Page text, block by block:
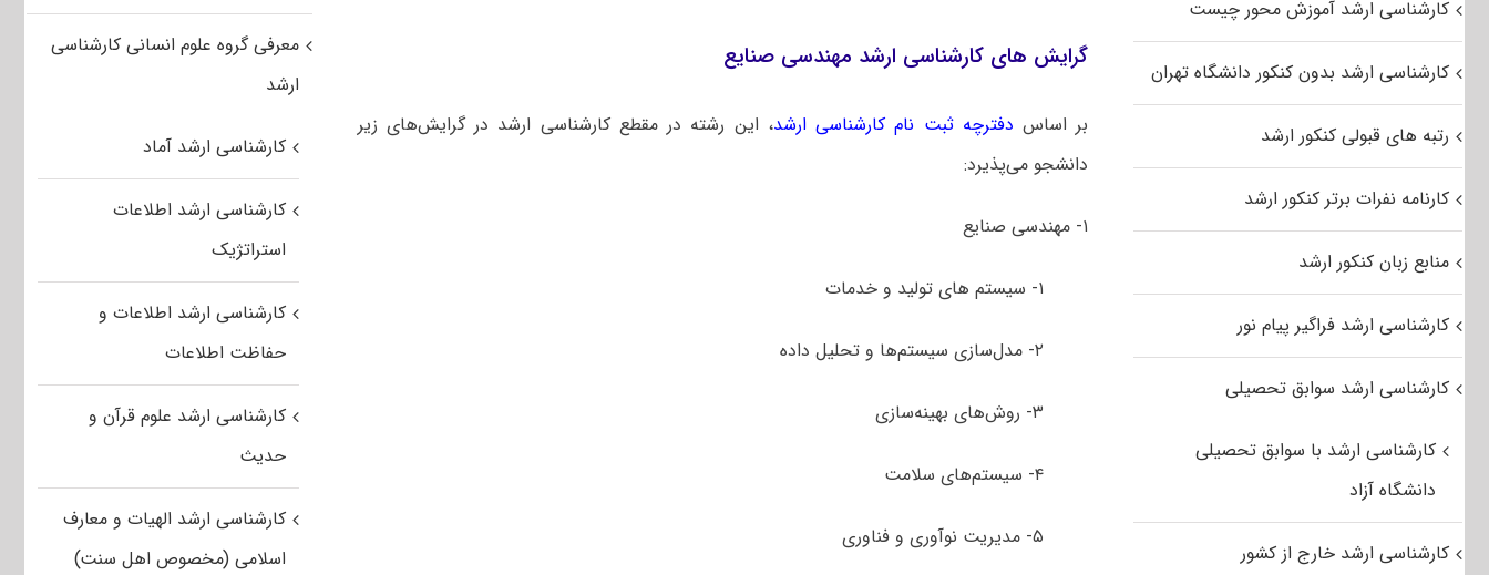
گرایش های کارشناسی ارشد مهندسی صنایع
بر اساس دفترچه ثبت نام کارشناسی ارشد، این رشته در مقطع کارشناسی ارشد در گرایش‌های زیر
دانشجو می‌پذیرد:
۱- مهندسی صنایع
۱- سیستم های تولید و خدمات
۲- مدل‌سازی سیستم‌ها و تحلیل داده
۳- روش‌های بهینه‌سازی
۴- سیستم‌های سلامت
۵- مدیریت نوآوری و فناوری
معرفی گروه علوم انسانی کارشناسی
ارشد
کارشناسی ارشد آماد
کارشناسی ارشد اطلاعات
استراتژیک
کارشناسی ارشد اطلاعات و
حفاظت اطلاعات
کارشناسی ارشد علوم قرآن و
حدیث
کارشناسی ارشد الهیات و معارف
اسلامی (مخصوص اهل سنت)
کارشناسی ارشد آموزش محور چیست
کارشناسی ارشد بدون کنکور دانشگاه تهران
رتبه های قبولی کنکور ارشد
کارنامه نفرات برتر کنکور ارشد
منابع زبان کنکور ارشد
کارشناسی ارشد فراگیر پیام نور
کارشناسی ارشد سوابق تحصیلی
کارشناسی ارشد با سوابق تحصیلی
دانشگاه آزاد
کارشناسی ارشد خارج از کشور